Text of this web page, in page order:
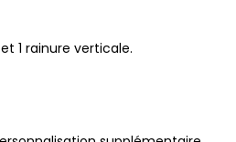
1 rainure verticale.